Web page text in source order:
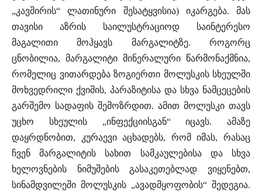
„კავშირის“ ლათინური შესატყვისია) იკარგება. მას
თავისი აზრის საილუსტრაციოდ საინტერესო
მაგალითი მოჰყავს მარგალიტზე. როგორც
ცნობილია, მარგალიტი მინერალური წარმონაქმნია,
რომელიც ვითარდება ზოგიერთი მოლუსკის სხეულში
მოხვედრილი ქვიშის, პარაზიტისა და სხვა ნამცეცების
გარშემო სადაფის შემოზრდით. ამით მოლუსკი თავს
უცხო სხეულის „ინფექციისგან“ იცავს. ამაზე
დაყრდნობით, კურაევი აცხადებს, რომ იმას, რასაც
ჩვენ მარგალიტის სახით სამკაულებისა და სხვა
ხელოვნების ნიმუშების გასაკეთებლად ვიყენებთ,
სინამდვილეში მოლუსკის „ავადმყოფობის“ შედეგია.